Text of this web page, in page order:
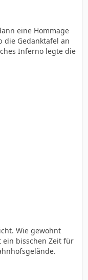
eine Hommage
die Gedanktafel an
Inferno legte die
Wie gewohnt
ein bisschen Zeit für